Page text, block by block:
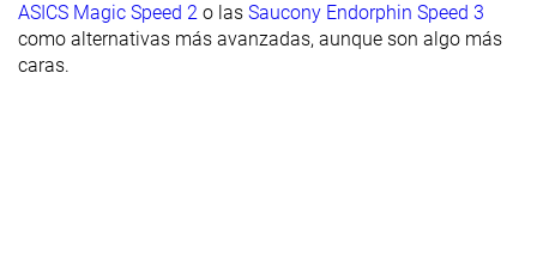
Anchura de la
parte
delantera
Ancha Media Media
ASICS Magic Speed 2 o las Saucony Endorphin Speed 3
como alternativas más avanzadas, aunque son algo más
caras.